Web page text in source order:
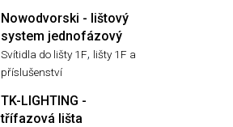
Nowodvorski - lištový
system jednofázový
Svítidla do lišty 1F, lišty 1F a
příslušenství
TK-LIGHTING -
třífazová lišta